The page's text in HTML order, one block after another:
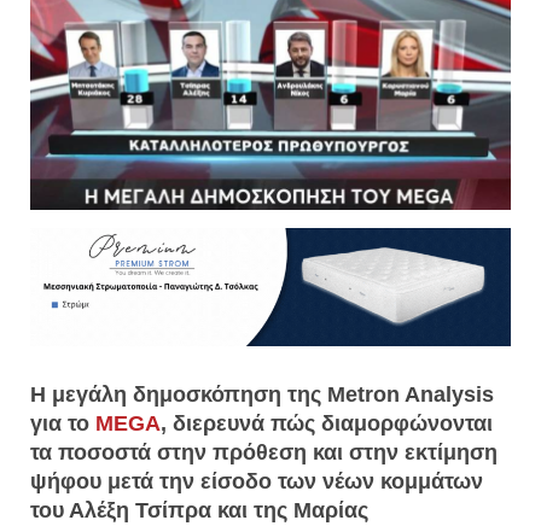
Η μεγάλη δημοσκόπηση της Metron Analysis
για το MEGA, διερευνά πώς διαμορφώνονται
τα ποσοστά στην πρόθεση και στην εκτίμηση
ψήφου μετά την είσοδο των νέων κομμάτων
του Αλέξη Τσίπρα και της Μαρίας